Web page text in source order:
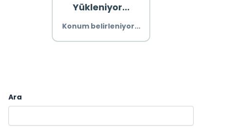
Yükleniyor...
Konum belirleniyor...
Ara